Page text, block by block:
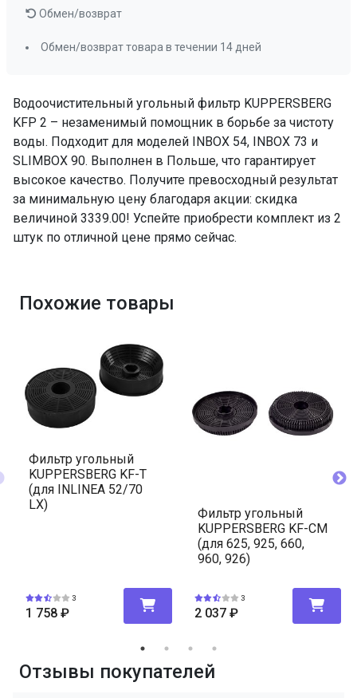
Водоочистительный угольный фильтр KUPPERSBERG
KFP 2 – незаменимый помощник в борьбе за чистоту
воды. Подходит для моделей INBOX 54, INBOX 73 и
SLIMBOX 90. Выполнен в Польше, что гарантирует
высокое качество. Получите превосходный результат
за минимальную цену благодаря акции: скидка
величиной 3339.00! Успейте приобрести комплект из 2
штук по отличной цене прямо сейчас.
Обмен/возврат
Обмен/возврат товара в течении 14 дней
Похожие товары
Фильтр угольный
KUPPERSBERG KF-T
(для INLINEA 52/70
LX)
3
1 758 ₽
Фильтр угольный
KUPPERSBERG KF-CM
(для 625, 925, 660,
960, 926)
3
2 037 ₽
Отзывы покупателей